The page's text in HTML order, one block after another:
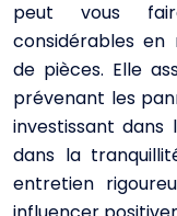
peut vous
considérables
de pièces. Elle
prévenant les
investissant dans
dans la
entretien